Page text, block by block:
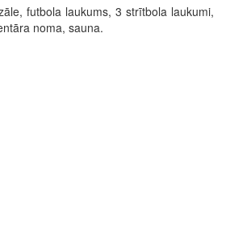
futbola laukums, 3 strītbola laukumi,
noma, sauna.